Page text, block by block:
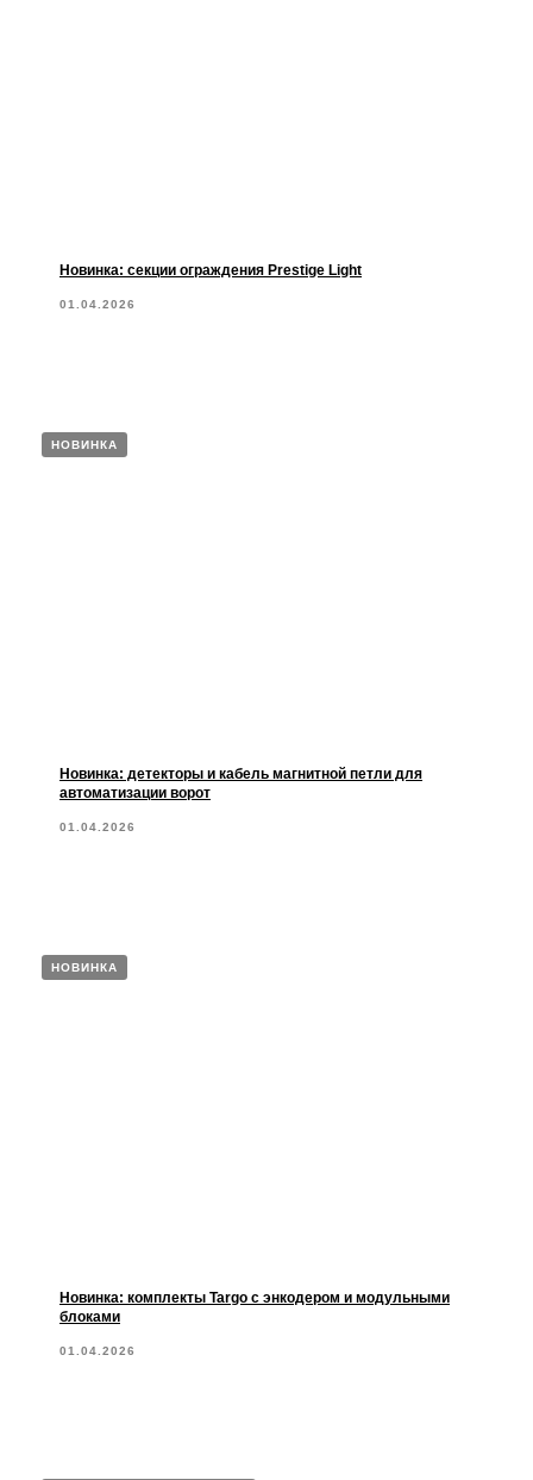
Новинка: секции ограждения Prestige Light
01.04.2026
НОВИНКА
Новинка: детекторы и кабель магнитной петли для
автоматизации ворот
01.04.2026
НОВИНКА
Новинка: комплекты Targo с энкодером и модульными
блоками
01.04.2026